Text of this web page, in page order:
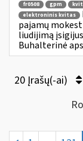
fr0508 gpm
elektroninis kvitas
pajamų
liudijimą
Buhalterinė
20 Įrašų(-ai)